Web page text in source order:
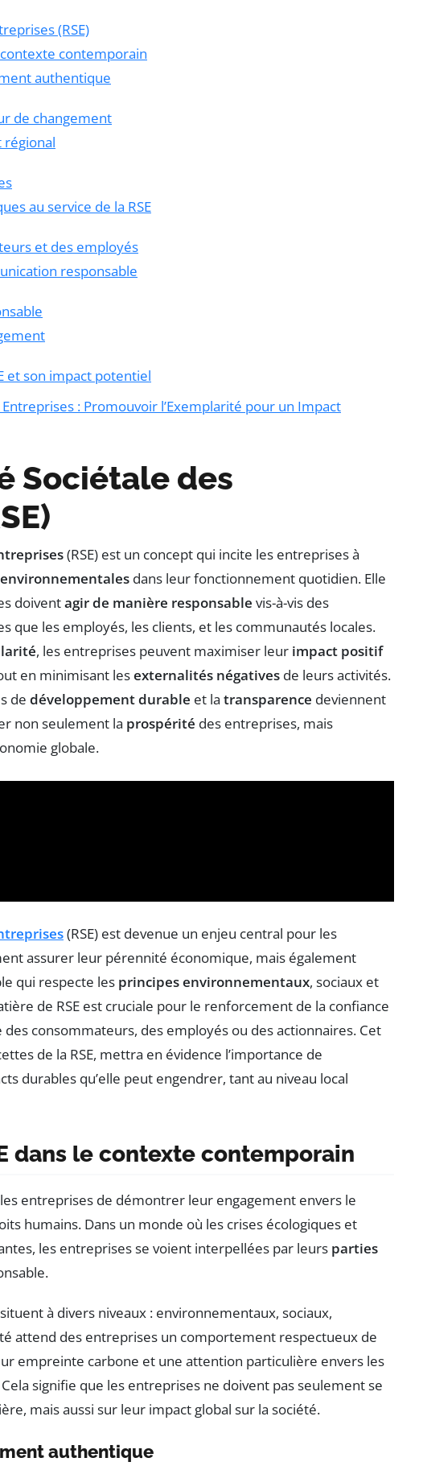
(RSE)
contexte contemporain
authentique
de changement
régional
au service de la RSE
et des employés
responsable
et son impact potentiel
: Promouvoir l’Exemplarité pour un Impact
Sociétale des
(RSE) est un concept qui incite les entreprises à
dans leur fonctionnement quotidien. Elle
doiventagir de manière responsable vis-à-vis des
que les employés, les clients, et les communautés locales.
, les entreprises peuvent maximiser leur impact positif
en minimisant lesexternalités négatives de leurs activités.
de développement durable et la transparence deviennent
non seulement la prospérité des entreprises, mais
globale.
(RSE) est devenue un enjeu central pour les
assurer leur pérennité économique, mais également
qui respecte les principes environnementaux, sociaux et
de RSE est cruciale pour le renforcement de la confiance
des consommateurs, des employés ou des actionnaires. Cet
de la RSE, mettra en évidence l’importance de
durables qu’elle peut engendrer, tant au niveau local
dans le contexte contemporain
entreprises de démontrer leur engagement envers le
humains. Dans un monde où les crises écologiques et
les entreprises se voient interpellées par leurs parties
à divers niveaux : environnementaux, sociaux,
attend des entreprises un comportement respectueux de
empreinte carbone et une attention particulière envers les
signifie que les entreprises ne doivent pas seulement se
mais aussi sur leur impact global sur la société.
authentique